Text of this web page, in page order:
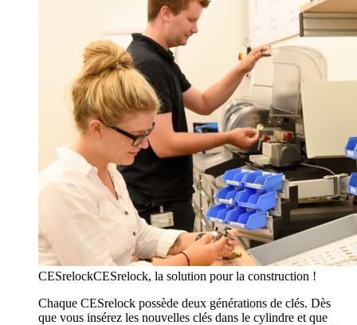
CESrelockCESrelock, la solution pour la construction !
Chaque CESrelock possède deux générations de clés. Dès
que vous insérez les nouvelles clés dans le cylindre et que